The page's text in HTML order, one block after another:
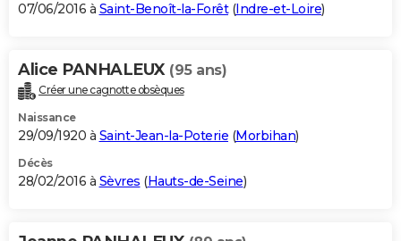
07/06/2016 à Saint-Benoît-la-Forêt(Indre-et-Loire)
Alice PANHALEUX (95 ans)
Créer une cagnotte obsèques
Naissance
29/09/1920 à Saint-Jean-la-Poterie (Morbihan)
Décès
28/02/2016 à Sèvres (Hauts-de-Seine)